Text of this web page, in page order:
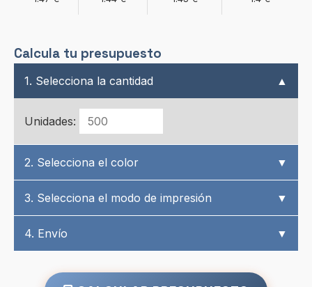
Calcula tu presupuesto
1. Selecciona la cantidad ▲
Unidades:
2. Selecciona el color ▼
3. Selecciona el modo de impresión ▼
4. Envío ▼